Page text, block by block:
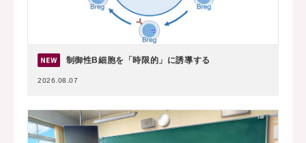
制御性B細胞を「時限的」に誘導する
2026.08.07